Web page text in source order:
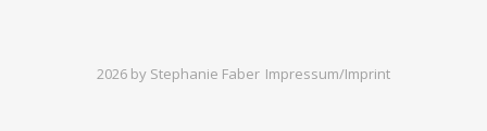
2026 by Stephanie Faber Impressum/Imprint